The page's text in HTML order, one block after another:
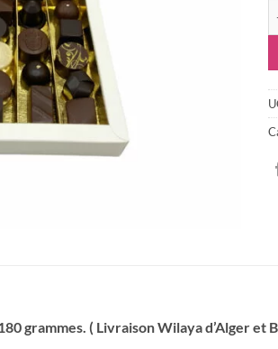
grammes. ( Livraison Wilaya d’Alger et